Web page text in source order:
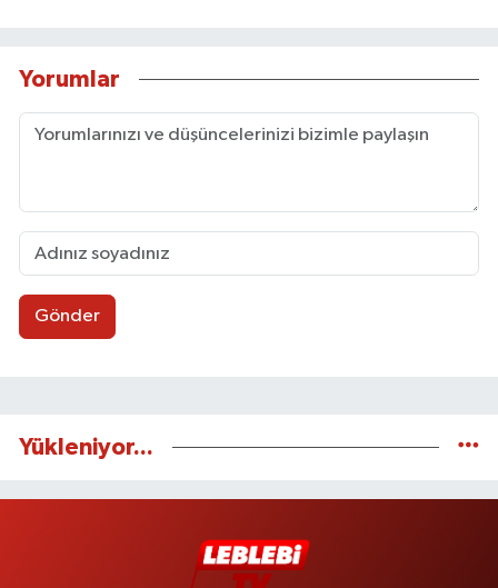
Yorumlar
Gönder
Yükleniyor...